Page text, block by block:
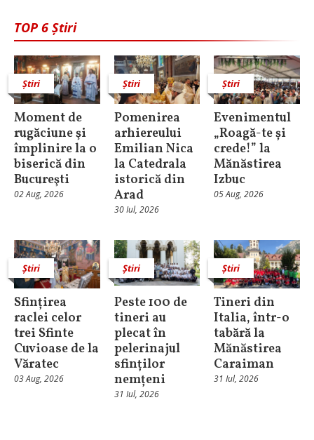
TOP 6 Știri
Știri
Moment de
rugăciune şi
împlinire la o
biserică din
Bucureşti
02 Aug, 2026
Știri
Pomenirea
arhiereului
Emilian Nica
la Catedrala
istorică din
Arad
30 Iul, 2026
Știri
Evenimentul
„Roagă-te și
crede!” la
Mănăstirea
Izbuc
05 Aug, 2026
Știri
Sfințirea
raclei celor
trei Sfinte
Cuvioase de la
Văratec
03 Aug, 2026
Știri
Peste 100 de
tineri au
plecat în
pelerinajul
sfinților
nemțeni
31 Iul, 2026
Știri
Tineri din
Italia, într-o
tabără la
Mănăstirea
Caraiman
31 Iul, 2026